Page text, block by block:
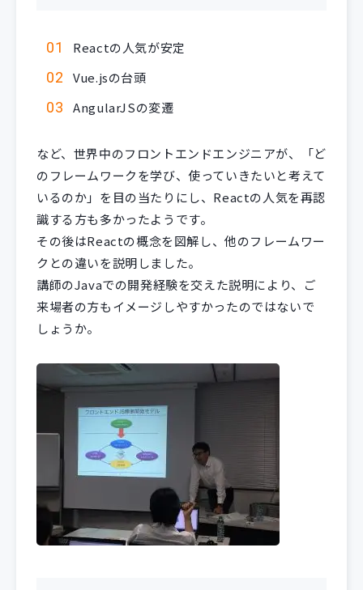
Reactの人気が安定
Vue.jsの台頭
AngularJSの変遷
など、世界中のフロントエンドエンジニアが、「ど
のフレームワークを学び、使っていきたいと考えて
いるのか」を目の当たりにし、Reactの人気を再認
識する方も多かったようです。
その後はReactの概念を図解し、他のフレームワー
クとの違いを説明しました。
講師のJavaでの開発経験を交えた説明により、ご
来場者の方もイメージしやすかったのではないで
しょうか。